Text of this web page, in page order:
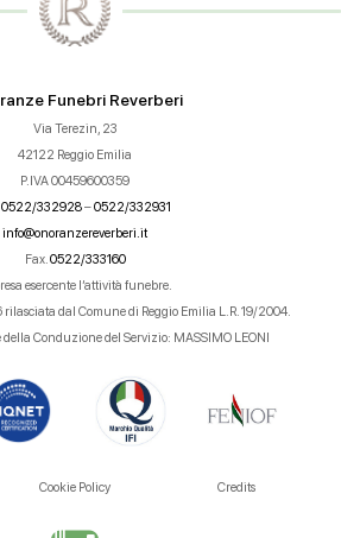
Funebri Reverberi
Via Terezin, 23
42122 Reggio Emilia
P.IVA 00459600359
0522/332928–0522/332931
info@onoranzereverberi.it
Fax. 0522/333160
esercente l’attività funebre.
dal Comune di Reggio Emilia L.R. 19/2004.
della Conduzione del Servizio: MASSIMO LEONI
Cookie Policy Credits